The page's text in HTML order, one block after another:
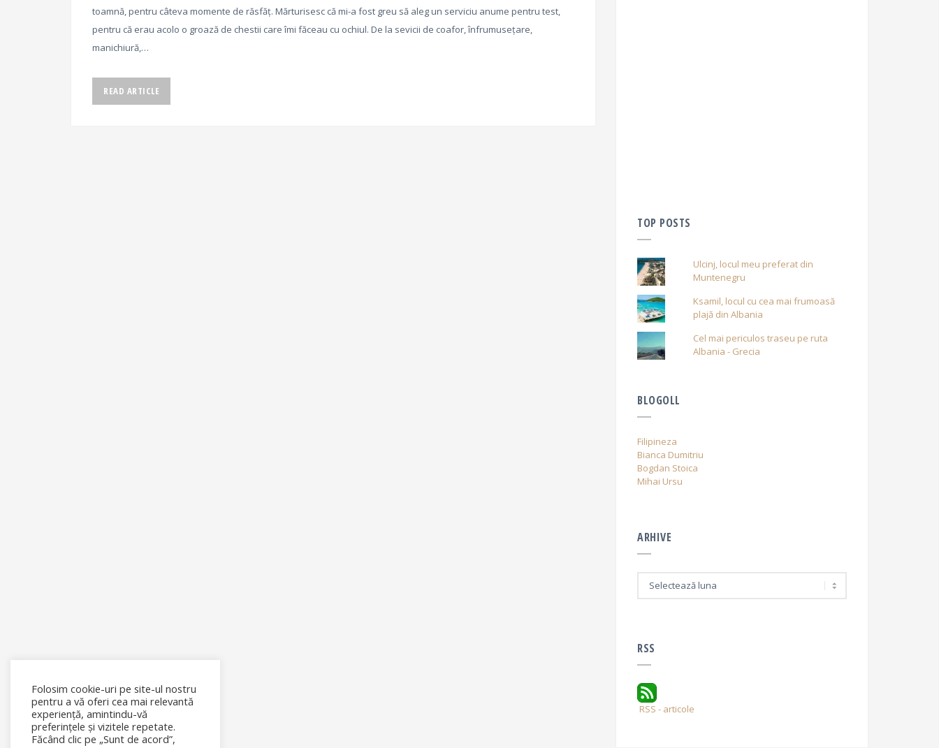
toamnă, pentru câteva momente de răsfăț. Mărturisesc că mi-a fost greu să aleg un serviciu anume pentru test,
pentru că erau acolo o groază de chestii care îmi făceau cu ochiul. De la sevicii de coafor, înfrumusețare,
manichiură,…
READ ARTICLE
TOP POSTS
Ulcinj, locul meu preferat din
Muntenegru
Ksamil, locul cu cea mai frumoasă
plajă din Albania
Cel mai periculos traseu pe ruta
Albania - Grecia
BLOGOLL
Filipineza
Bianca Dumitriu
Bogdan Stoica
Mihai Ursu
ARHIVE
RSS
RSS - articole
Folosim cookie-uri pe site-ul nostru
pentru a vă oferi cea mai relevantă
experiență, amintindu-vă
preferințele și vizitele repetate.
Făcând clic pe „Sunt de acord”,